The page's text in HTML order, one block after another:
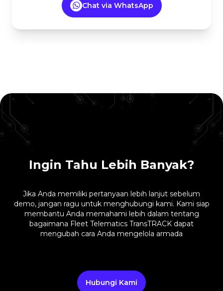
Chat via WhatsApp
Ingin Tahu Lebih Banyak?
Jika Anda memiliki pertanyaan lebih lanjut sebelum
demo, jangan ragu untuk menghubungi kami. Kami siap
membantu Anda memahami lebih dalam tentang
bagaimana Fleet Telematics TransTRACK dapat
mengubah cara Anda mengelola armada
Hubungi Kami